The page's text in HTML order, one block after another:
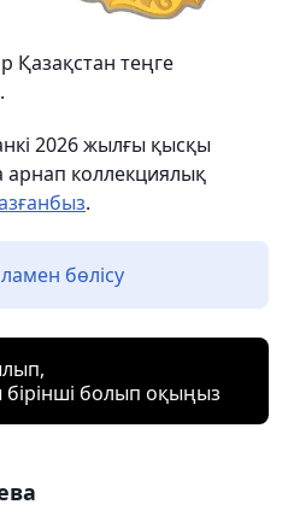
Қазақстан теңге
2026 жылғы қысқы
коллекциялық
.
бөлісу
болып оқыңыз